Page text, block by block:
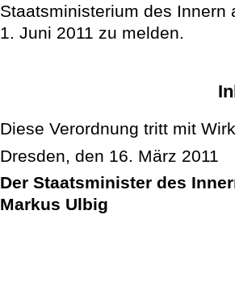
Staatsministerium des Innern
1. Juni 2011 zu melden.
Diese Verordnung tritt mit
Dresden, den 16. März 2011
Der Staatsminister des
Markus Ulbig